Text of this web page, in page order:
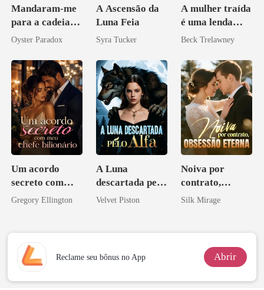
Mandaram-me
para a cadeia?
Agora me
los
Oyster Paradox
A Ascensão da
Luna Feia
Syra Tucker
A mulher traída
é uma lenda
mundial
Beck Trelawney
Um acordo
secreto com
meu chefe
Gregory Ellington
A Luna
descartada pelo
Alfa
Velvet Piston
Noiva por
contrato,
obsessão eterna
Silk Mirage
Reclame seu bônus no App Abrir